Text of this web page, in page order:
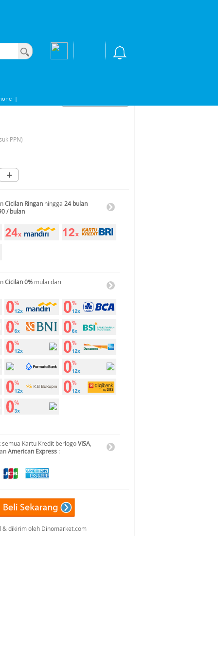
|
PPN)
+
Cicilan Ringan hingga 24 bulan
/ bulan
Cicilan 0% mulai dari
Kartu Kredit berlogoVISA
American Express :
& dikirim oleh Dinomarket.com